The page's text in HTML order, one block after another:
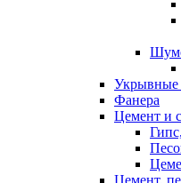
Укрывные
Фанера
Цемент и
Цемент,